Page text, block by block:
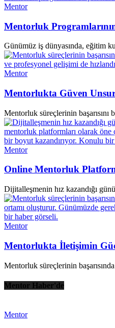
Mentor
Mentorluk
Günümüz iş dünyasında, eğitim
Mentor
Mentorlukta Güven
Mentorluk süreçlerinin
Mentor
Online Mentorluk
Dijitalleşmenin hız kazandığı
Mentor
Mentorlukta İletişimin
Mentorluk süreçlerinin
Mentor Haber'de
Mentor